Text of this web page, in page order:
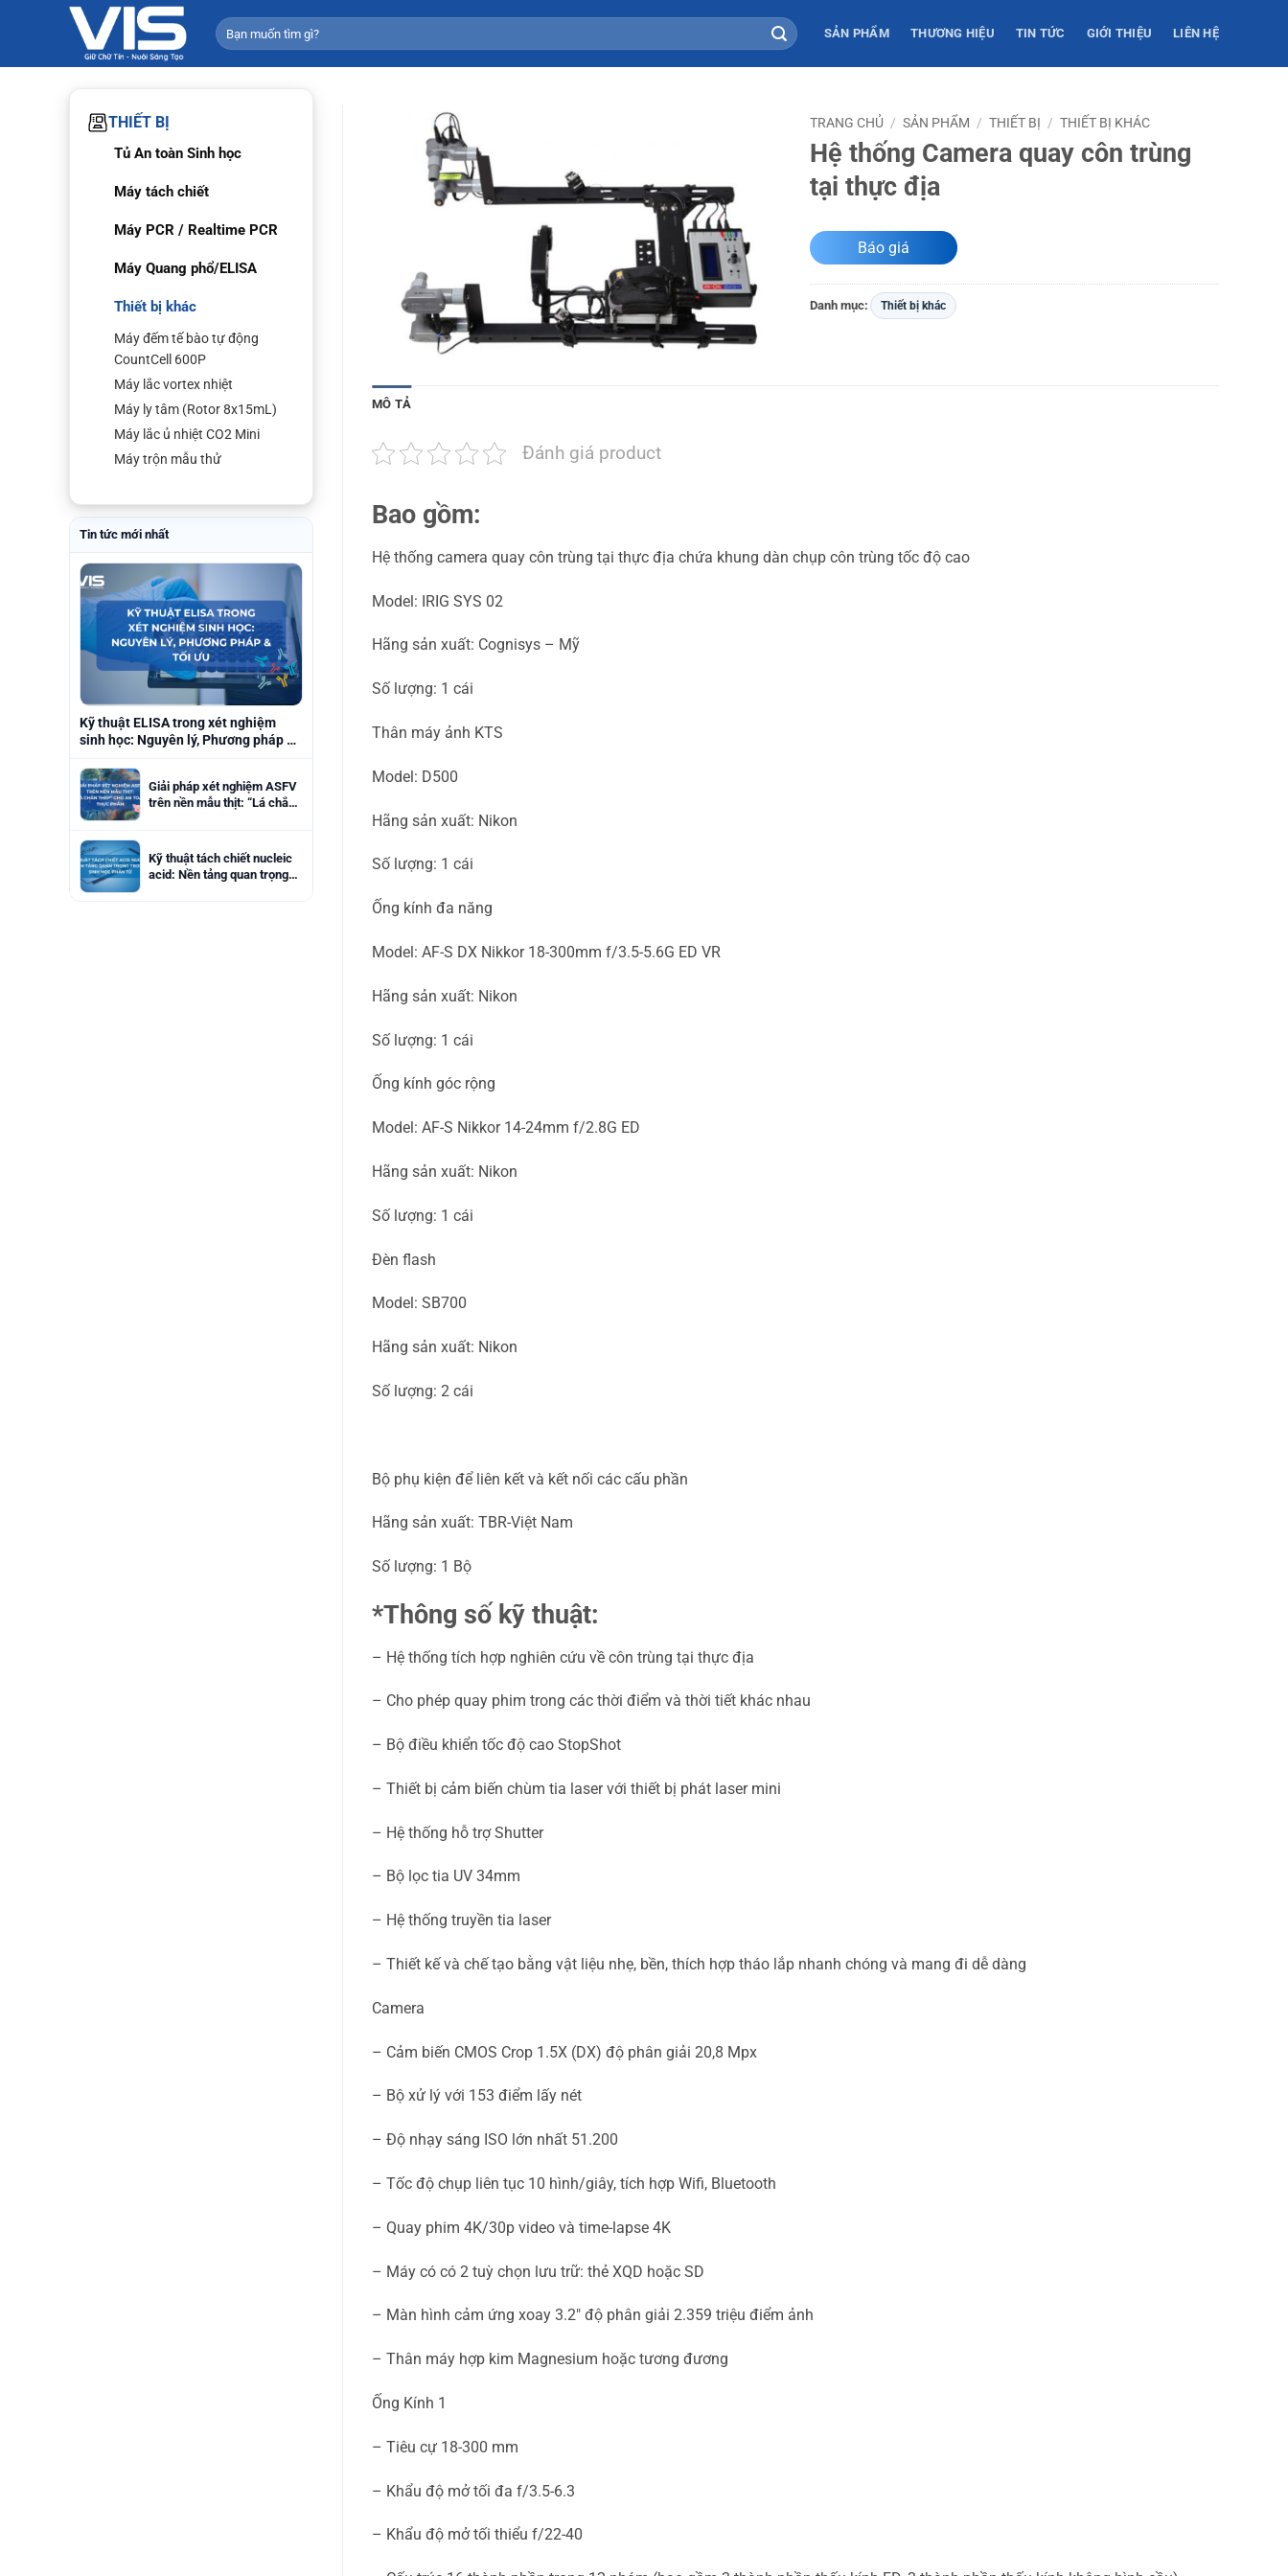
Tìm
kiếm:
SẢN PHẨM THƯƠNG HIỆU TIN TỨC GIỚI THIỆU LIÊN HỆ
THIẾT BỊ
Tủ An toàn Sinh học
Máy tách chiết
Máy PCR / Realtime PCR
Máy Quang phổ/ELISA
Thiết bị khác
Máy đếm tế bào tự động
CountCell 600P
Máy lắc vortex nhiệt
Máy ly tâm (Rotor 8x15mL)
Máy lắc ủ nhiệt CO2 Mini
Máy trộn mẫu thử
Tin tức mới nhất
Kỹ thuật ELISA trong xét nghiệm
sinh học: Nguyên lý, Phương pháp &
Giải pháp xét nghiệm ASFV
trên nền mẫu thịt: “Lá chắn
Kỹ thuật tách chiết nucleic
acid: Nền tảng quan trọng
TRANG CHỦ / SẢN PHẨM / THIẾT BỊ / THIẾT BỊ KHÁC
Hệ thống Camera quay côn trùng
tại thực địa
Báo giá
Danh mục: Thiết bị khác
MÔ TẢ
Đánh giá product
Bao gồm:
Hệ thống camera quay côn trùng tại thực địa chứa khung dàn chụp côn trùng tốc độ cao
Model: IRIG SYS 02
Hãng sản xuất: Cognisys – Mỹ
Số lượng: 1 cái
Thân máy ảnh KTS
Model: D500
Hãng sản xuất: Nikon
Số lượng: 1 cái
Ống kính đa năng
Model: AF-S DX Nikkor 18-300mm f/3.5-5.6G ED VR
Hãng sản xuất: Nikon
Số lượng: 1 cái
Ống kính góc rộng
Model: AF-S Nikkor 14-24mm f/2.8G ED
Hãng sản xuất: Nikon
Số lượng: 1 cái
Đèn flash
Model: SB700
Hãng sản xuất: Nikon
Số lượng: 2 cái
Bộ phụ kiện để liên kết và kết nối các cấu phần
Hãng sản xuất: TBR-Việt Nam
Số lượng: 1 Bộ
*Thông số kỹ thuật:
– Hệ thống tích hợp nghiên cứu về côn trùng tại thực địa
– Cho phép quay phim trong các thời điểm và thời tiết khác nhau
– Bộ điều khiển tốc độ cao StopShot
– Thiết bị cảm biến chùm tia laser với thiết bị phát laser mini
– Hệ thống hỗ trợ Shutter
– Bộ lọc tia UV 34mm
– Hệ thống truyền tia laser
– Thiết kế và chế tạo bằng vật liệu nhẹ, bền, thích hợp tháo lắp nhanh chóng và mang đi dễ dàng
Camera
– Cảm biến CMOS Crop 1.5X (DX) độ phân giải 20,8 Mpx
– Bộ xử lý với 153 điểm lấy nét
– Độ nhạy sáng ISO lớn nhất 51.200
– Tốc độ chụp liên tục 10 hình/giây, tích hợp Wifi, Bluetooth
– Quay phim 4K/30p video và time-lapse 4K
– Máy có có 2 tuỳ chọn lưu trữ: thẻ XQD hoặc SD
– Màn hình cảm ứng xoay 3.2″ độ phân giải 2.359 triệu điểm ảnh
– Thân máy hợp kim Magnesium hoặc tương đương
Ống Kính 1
– Tiêu cự 18-300 mm
– Khẩu độ mở tối đa f/3.5-6.3
– Khẩu độ mở tối thiểu f/22-40